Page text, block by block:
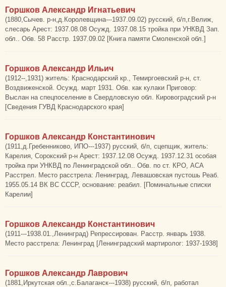
Горшков Александр Игнатьевич
(1880,Сычев. р-н,д.Королевщина---1937.09.02) русский, б/п,г.Велиж,
слесарь Арест: 1937.08.08 Осужд. 1937.08.15 тройка при УНКВД Зап.
обл.. Обв. 58 Расстр. 1937.09.02 [Книга памяти Смоленской обл.]
Горшков Александр Ильич
(1912--,1931) житель: Краснодарский кр., Темиргоевский р-н, ст.
Воздвиженской. Осужд. март 1931. Обв. как кулаки Приговор:
Выслан на спецпоселение в Свердловскую обл. Кировоградский р-н
[Сведения ГУВД Краснодарского края]
Горшков Александр Константинович
(1911,д.Гребенниково, ИПО---1937) русский, б/п, сцепщик, житель:
Карелия, Сорокский р-н Арест: 1937.12.08 Осужд. 1937.12.31 особая
тройка при УНКВД по Ленинградской обл.. Обв. по ст. КРО, АСА
Расстрел. Место расстрела: Ленинград, Левашовская пустошь Реаб.
1955.05.14 ВК ВС СССР, основание: реабил. [Поминальные списки
Карелии]
Горшков Александр Константинович
(1911---1938.01.,Ленинград) Репрессирован. Расстр. январь 1938.
Место расстрела: Ленинград [Ленинградский мартиролог: 1937-1938]
Горшков Александр Лаврович
(1881,Иркутская обл.,с.Балаганск---1938) русский, б/п, работал